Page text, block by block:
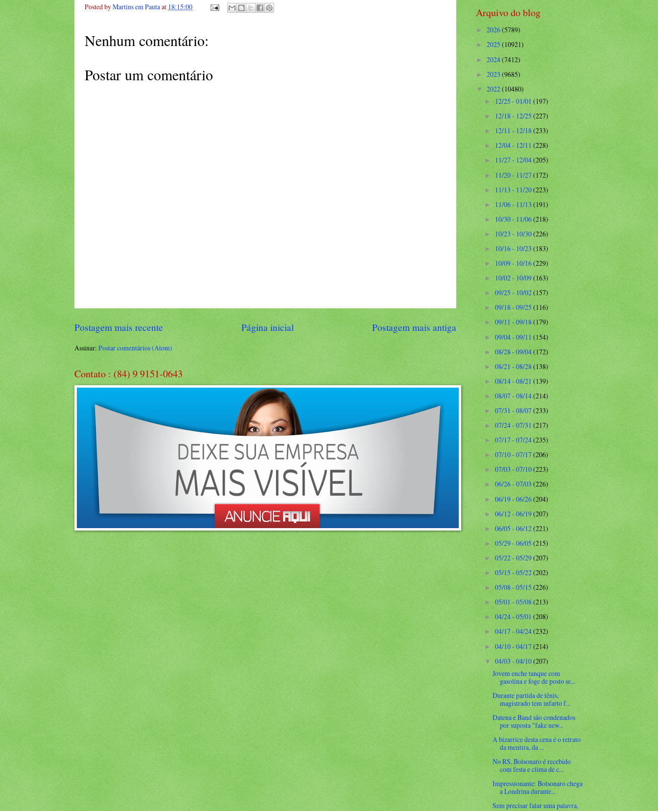
Posted byMartins em Pauta at 18:15:00
Nenhum comentário:
Postar um comentário
Postagem mais recente Postagem mais antiga
Página inicial
Assinar:Postar comentários (Atom)
Contato : (84) 9 9151-0643
Arquivo do blog
►2026(5789)
►2025(10921)
►2024(7412)
►2023(9685)
▼2022(10480)
►12/25 - 01/01(197)
►12/18 - 12/25(227)
►12/11 - 12/18(233)
►12/04 - 12/11(228)
►11/27 - 12/04(205)
►11/20 - 11/27(172)
►11/13 - 11/20(223)
►11/06 - 11/13(191)
►10/30 - 11/06(218)
►10/23 - 10/30(226)
►10/16 - 10/23(183)
►10/09 - 10/16(229)
►10/02 - 10/09(163)
►09/25 - 10/02(157)
►09/18 - 09/25(116)
►09/11 - 09/18(179)
►09/04 - 09/11(154)
►08/28 - 09/04(172)
►08/21 - 08/28(138)
►08/14 - 08/21(139)
►08/07 - 08/14(214)
►07/31 - 08/07(233)
►07/24 - 07/31(217)
►07/17 - 07/24(235)
►07/10 - 07/17(206)
►07/03 - 07/10(223)
►06/26 - 07/03(226)
►06/19 - 06/26(204)
►06/12 - 06/19(207)
► 06/05 - 06/12(221)
►05/29 - 06/05(215)
►05/22 - 05/29(207)
►05/15 - 05/22(202)
►05/08 - 05/15(226)
►05/01 - 05/08(213)
►04/24 - 05/01(208)
►04/17 - 04/24(232)
►04/10 - 04/17(214)
▼04/03 - 04/10(207)
Jovem enche tanque com
gasolina e foge de posto se...
Durante partida de tênis,
magistrado tem infarto f...
Datena e Band são condenados
por suposta "fake new...
A bizarrice desta cena é o retrato
da mentira, da ...
No RS, Bolsonaro é recebido
com festa e clima de c...
Impressionante: Bolsonaro chega
a Londrina durante...
Sem precisar falar uma palavra,